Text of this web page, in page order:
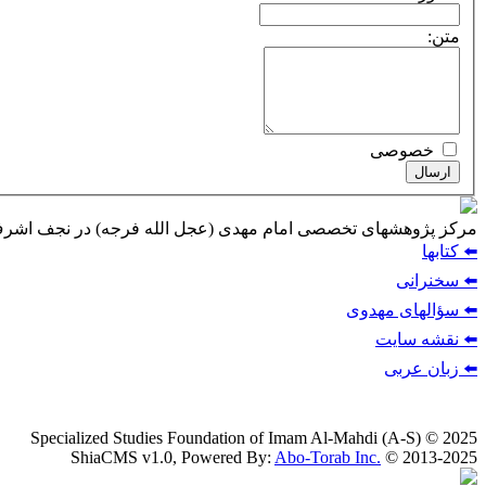
متن:
خصوصی
ارسال
مركز پژوهشهای تخصصی امام مهدی (عجل الله فرجه) در نجف
⬅️ كتابها
⬅️ سخنرانى
⬅️ سؤالهاى مهدوى
⬅️ نقشه سایت
⬅️ زبان عربی
Specialized Studies Foundation of Imam Al-Mahdi (A-S) © 2025
ShiaCMS v1.0, Powered By: Abo-Torab Inc. © 2013-2025